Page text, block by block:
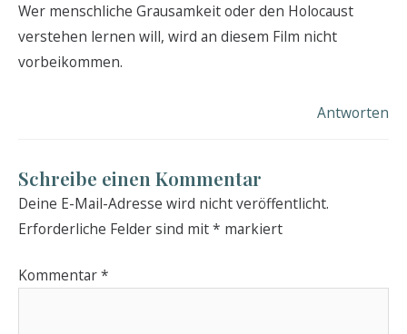
Wer menschliche Grausamkeit oder den Holocaust
verstehen lernen will, wird an diesem Film nicht
vorbeikommen.
Antworten
Schreibe einen Kommentar
Deine E-Mail-Adresse wird nicht veröffentlicht.
Erforderliche Felder sind mit* markiert
Kommentar*